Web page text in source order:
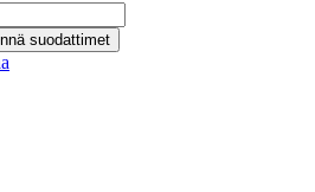
suodattimet